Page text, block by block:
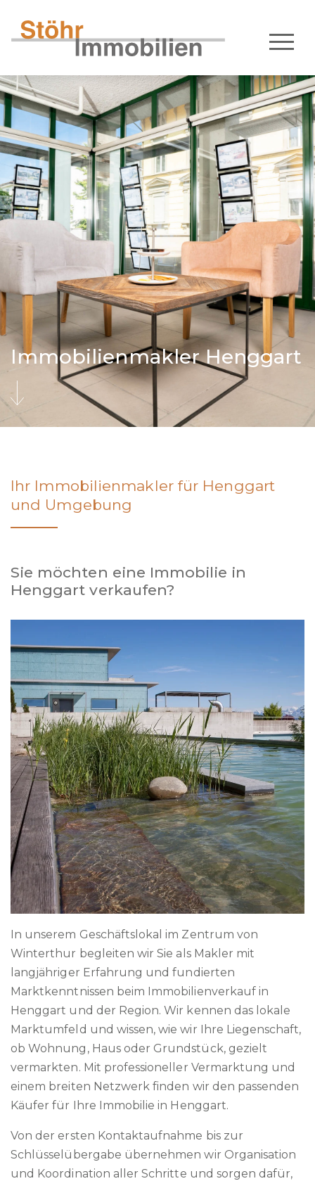
Immobilienmakler Henggart
Ihr Immobilienmakler für Henggart
und Umgebung
Sie möchten eine Immobilie in
Henggart verkaufen?
In unserem Geschäftslokal im Zentrum von
Winterthur begleiten wir Sie als Makler mit
langjähriger Erfahrung und fundierten
Marktkenntnissen beim Immobilienverkauf in
Henggart und der Region. Wir kennen das lokale
Marktumfeld und wissen, wie wir Ihre Liegenschaft,
ob Wohnung, Haus oder Grundstück, gezielt
vermarkten. Mit professioneller Vermarktung und
einem breiten Netzwerk finden wir den passenden
Käufer für Ihre Immobilie in Henggart.
Von der ersten Kontaktaufnahme bis zur
Schlüsselübergabe übernehmen wir Organisation
und Koordination aller Schritte und sorgen dafür,